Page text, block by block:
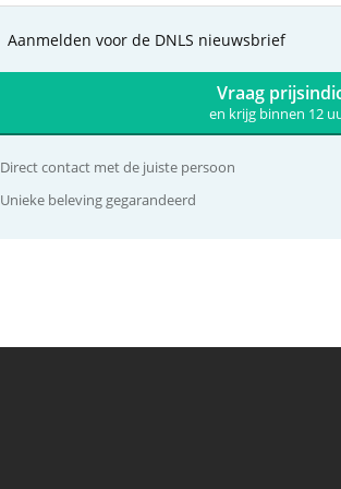
Aanmelden voor de DNLS nieuwsbrief
Vraag
en krijg binnen 12
Direct contact met de juiste persoon
Unieke beleving gegarandeerd